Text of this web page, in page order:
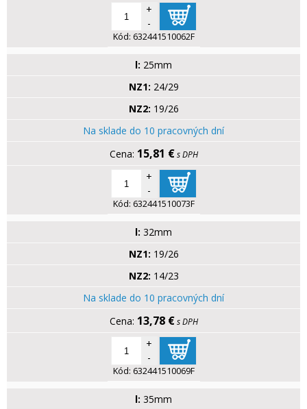
+
-
Kód: 632441510062F
l: 25mm
NZ1: 24/29
NZ2: 19/26
Na sklade do 10 pracovných dní
15,81 € s DPH
+
-
Kód: 632441510073F
l: 32mm
NZ1: 19/26
NZ2: 14/23
Na sklade do 10 pracovných dní
13,78 € s DPH
+
-
Kód: 632441510069F
l: 35mm